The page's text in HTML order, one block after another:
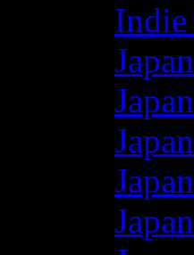
Indie